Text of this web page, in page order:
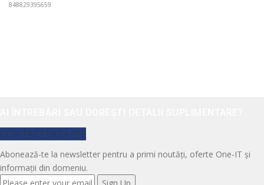
848829395659
CONTACTEAZĂ-NE
Abonează-te la newsletter pentru a primi noutăți, oferte One-IT și
informații din domeniu.